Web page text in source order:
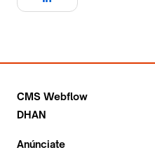
CMS Webflow
DHAN
Anúnciate